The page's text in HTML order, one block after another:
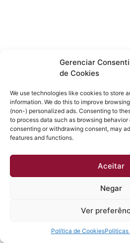
Gerenciar
de Cookies
We use technologies like cookies to store
information. We do this to improve
(non-) personalized ads. Consenting to
to process data such as browsing
consenting or withdrawing consent, may
features and functions.
Aceitar
Negar
Ver
Política de CookiesPoliticas